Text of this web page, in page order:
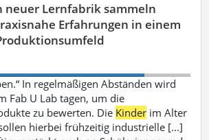
neuer Lernfabrik sammeln
Erfahrungen in einem
In regelmäßigen Abständen wird
Fab U Lab tagen, um die
zu bewerten. Die Kinder im Alter
hierbei frühzeitig industrielle [...]